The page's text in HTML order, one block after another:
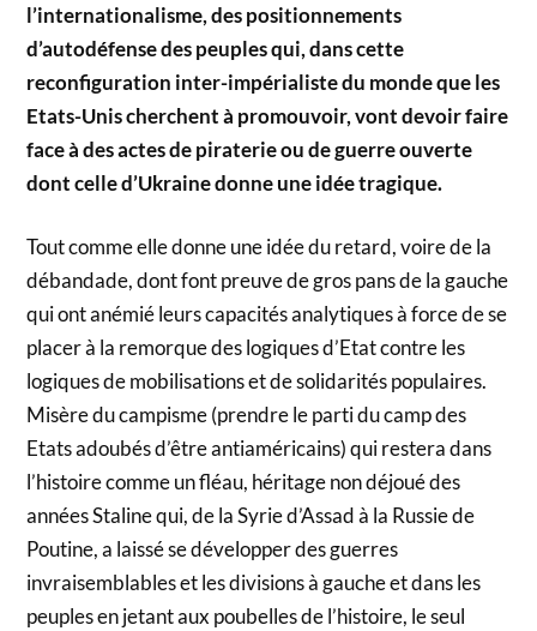
l’internationalisme, des positionnements
d’autodéfense des peuples qui, dans cette
reconfiguration inter-impérialiste du monde que les
Etats-Unis cherchent à promouvoir, vont devoir faire
face à des actes de piraterie ou de guerre ouverte
dont celle d’Ukraine donne une idée tragique.
Tout comme elle donne une idée du retard, voire de la
débandade, dont font preuve de gros pans de la gauche
qui ont anémié leurs capacités analytiques à force de se
placer à la remorque des logiques d’Etat contre les
logiques de mobilisations et de solidarités populaires.
Misère du campisme (prendre le parti du camp des
Etats adoubés d’être antiaméricains) qui restera dans
l’histoire comme un fléau, héritage non déjoué des
années Staline qui, de la Syrie d’Assad à la Russie de
Poutine, a laissé se développer des guerres
invraisemblables et les divisions à gauche et dans les
peuples en jetant aux poubelles de l’histoire, le seul